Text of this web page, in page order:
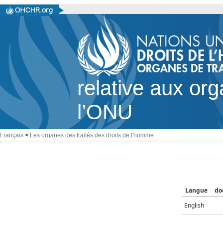
relative aux
l’ONU
Français > Les organes des traités des droits de l'homme
Langue
English